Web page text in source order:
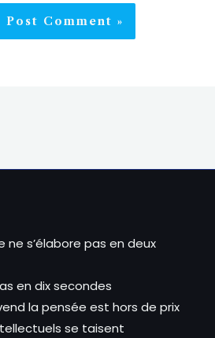
ne s’élabore pas en deux
en dix secondes
la pensée est hors de prix
se taisent